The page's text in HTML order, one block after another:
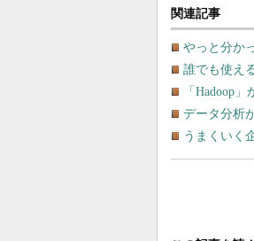
関連記事
やっと分か
誰でも使え
「Hadoop
データ分析
うまくいく